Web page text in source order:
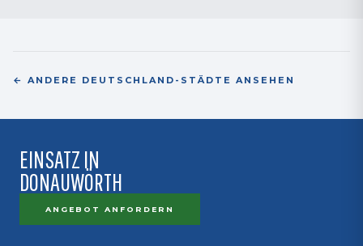
← ANDERE DEUTSCHLAND-STÄDTE ANSEHEN
EINSATZ IN
DONAUWÖRTH
ANGEBOT ANFORDERN